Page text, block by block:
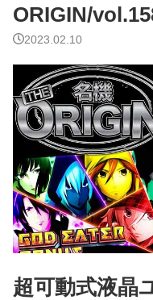
ORIGIN/
2023.02.10
超可動式液晶